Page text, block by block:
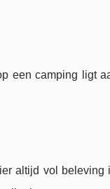
een camping ligt
altijd vol beleving